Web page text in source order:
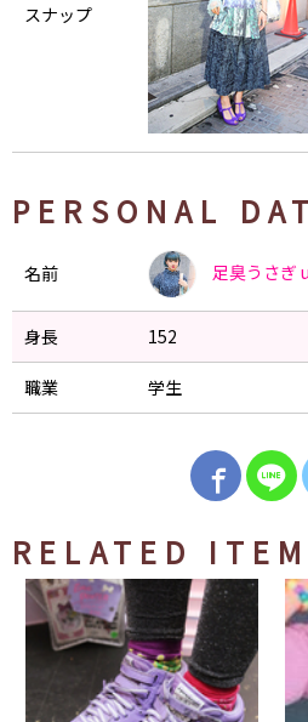
スナップ
PERSONAL
名前 足臭うさぎ
身長 152
職業 学生
RELATED